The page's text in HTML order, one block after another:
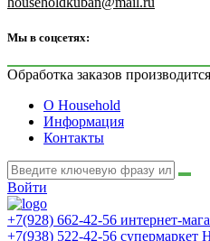
Мы в соцсетях:
Обработка заказов
О Household
Информация
Контакты
Войти
+7(928) 662-42-56 интернет-
+7(938) 522-42-56 супермаркет